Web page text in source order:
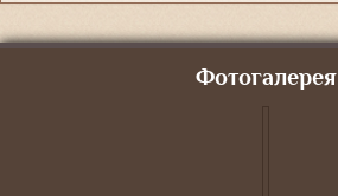
Фотогалерея